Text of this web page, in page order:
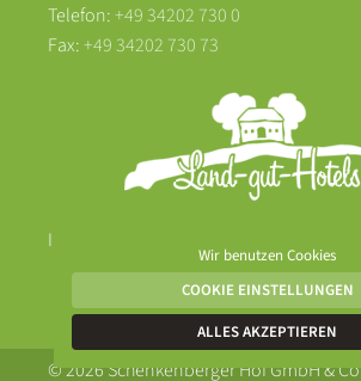
Telefon:+49 34202 730 0
Fax:+49 34202 730 73
Impressum
© 2026 Schenkenberger Hof GmbH &
Wir benutzen Cookies
COOKIE EINSTELLUNGEN
ALLES AKZEPTIEREN